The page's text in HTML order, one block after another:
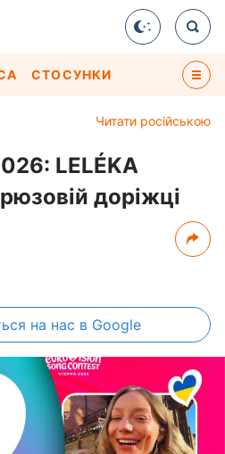
СТОСУНКИ
Читати російською
LELÉKA
доріжці
на нас в Google